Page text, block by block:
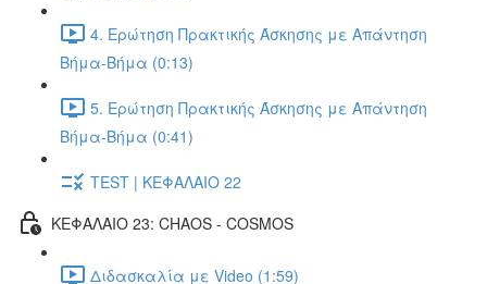
4. Ερώτηση Πρακτικής Άσκησης με Απάντηση
Βήμα-Βήμα (0:13)
5. Ερώτηση Πρακτικής Άσκησης με Απάντηση
Βήμα-Βήμα (0:41)
TEST | ΚΕΦΑΛΑΙΟ 22
ΚΕΦΑΛΑΙΟ 23: CHAOS - COSMOS
Διδασκαλία με Video (1:59)